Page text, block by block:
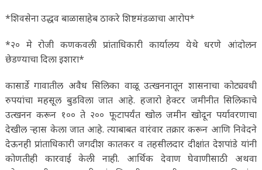
*शिवसेना उद्धव बाळासाहेब ठाकरे शिष्टमंडळाचा आरोप*
*२० मे रोजी कणकवली प्रांताधिकारी कार्यालय येथे धरणे आंदोलन
छेडण्याचा दिला इशारा*
कासार्डे गावातील अवैध सिलिका वाळू उत्खननातून शासनाचा कोट्यवधी
रुपयांचा महसूल बुडविला जात आहे. हजारो हेक्टर जमीनीत सिलिकाचे
उत्खनन करून १०० ते २०० फूटापर्यंत खोल जमीन खोदून पर्यावरणाचा
देखील ऱ्हास केला जात आहे. त्याबाबत वारंवार तक्रार करून आणि निवेदने
देऊनही प्रांताधिकारी जगदीश कातकर व तहसीलदार दीक्षांत देशपांडे यांनी
कोणतीही कारवाई केली नाही. आर्थिक देवाण घेवाणीसाठी अथवा